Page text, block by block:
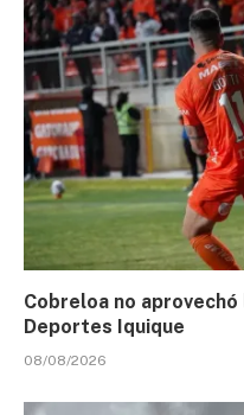
Cobreloa no
Deportes Iquique
08/08/2026